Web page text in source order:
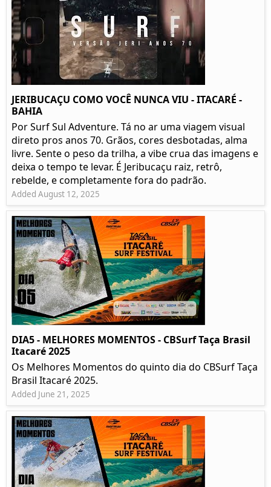
JERIBUCAÇU COMO VOCÊ NUNCA VIU - ITACARÉ -
BAHIA
Por Surf Sul Adventure. Tá no ar uma viagem visual
direto pros anos 70. Grãos, cores desbotadas, alma
livre. Sente o peso da trilha, a vibe crua das imagens e
deixa o tempo te levar. É Jeribucaçu raiz, retrô,
rebelde, e completamente fora do padrão.
Added August 12, 2025
DIA5 - MELHORES MOMENTOS - CBSurf Taça Brasil
Itacaré 2025
Os Melhores Momentos do quinto dia do CBSurf Taça
Brasil Itacaré 2025.
Added June 21, 2025